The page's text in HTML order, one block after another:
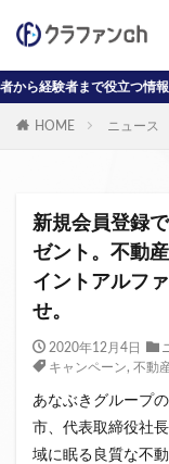
役立つ情報が満載です。
HOME ニュース
新規会員登録
ゼント。不動
イントアルフ
せ。
2020年12月4日
キャンペーン, 不動
あなぶきグループ
市、代表取締役社
域に眠る良質な不
カテゴリー
AD J-reit
クラウドファン
クラウファンデ
不動産クラウド
不動産クラウド
事業者向け